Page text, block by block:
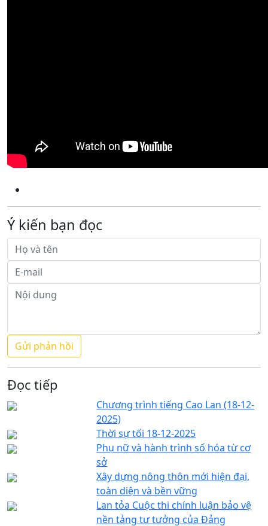
Ý kiến bạn đọc
Đọc tiếp
Chương trình tiếng Cao Lan (18-12-
2025)
Thời sự tối 18-12-2025
Phụ nữ và hành trình số hóa từ cơ
sở
Xây dựng nông thôn mới hiện đại,
toàn diện và bền vững
Lan tỏa Cuộc thi chính luận bảo vệ
nền tảng tư tưởng của Đảng